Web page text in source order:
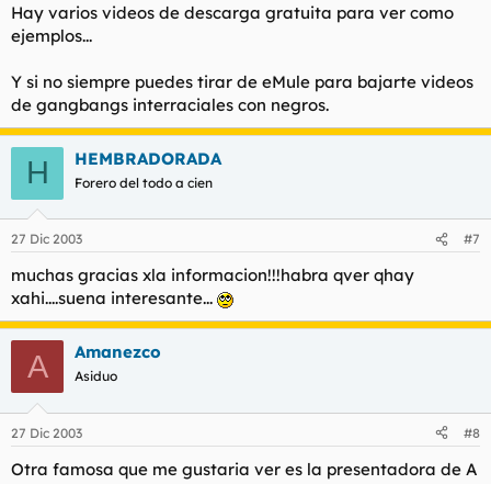
Hay varios videos de descarga gratuita para ver como
ejemplos...
Y si no siempre puedes tirar de eMule para bajarte videos
de gangbangs interraciales con negros.
H HEMBRADORADA
Forero del todo a cien
27 Dic 2003 #7
muchas gracias xla informacion!!!habra qver qhay
xahi....suena interesante...
A Amanezco
Asiduo
27 Dic 2003 #8
Otra famosa que me gustaria ver es la presentadora de A